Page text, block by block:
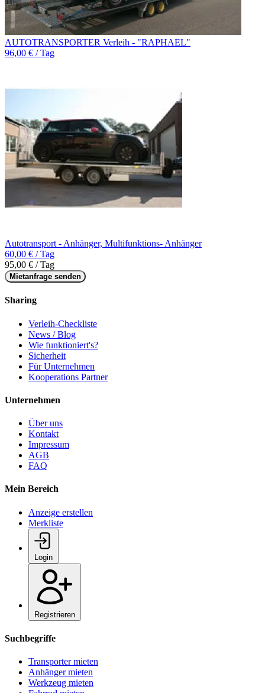
AUTOTRANSPORTER Verleih - "RAPHAEL"
96,00 € / Tag
Autotransport - Anhänger, Multifunktions- Anhänger
60,00 € / Tag
95,00 € / Tag
Mietanfrage senden
Sharing
Verleih-Checkliste
News / Blog
Wie funktioniert's?
Sicherheit
Für Unternehmen
Kooperations Partner
Unternehmen
Über uns
Kontakt
Impressum
AGB
FAQ
Mein Bereich
Anzeige erstellen
Merkliste
Login
Registrieren
Suchbegriffe
Transporter mieten
Anhänger mieten
Werkzeug mieten